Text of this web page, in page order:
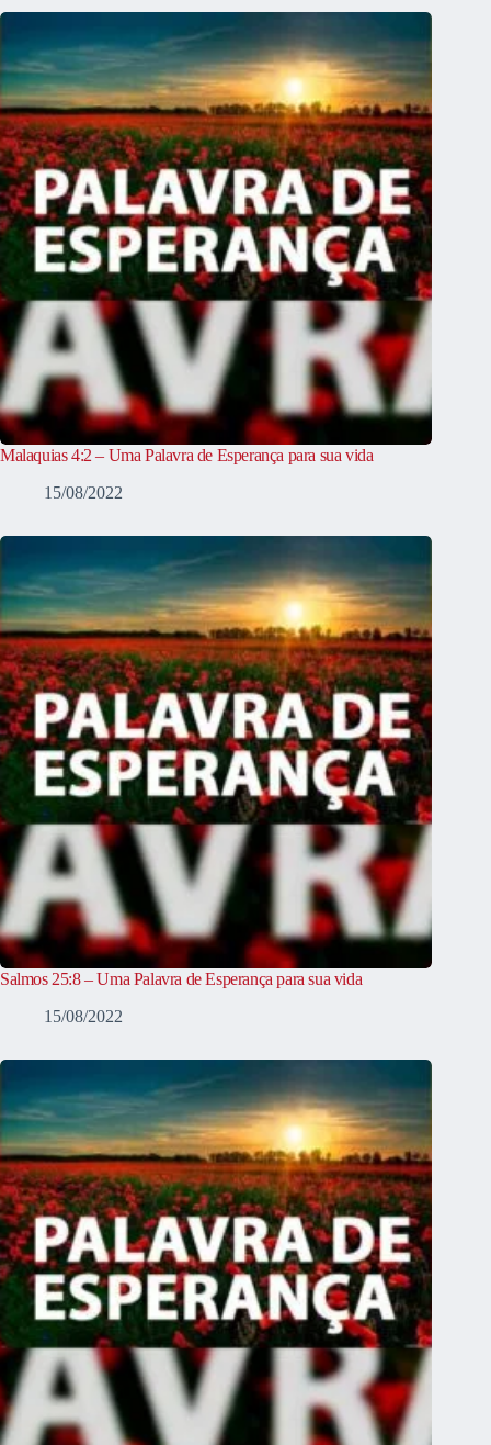
Malaquias 4:2 – Uma Palavra de Esperança para sua vida
15/08/2022
Salmos 25:8 – Uma Palavra de Esperança para sua vida
15/08/2022